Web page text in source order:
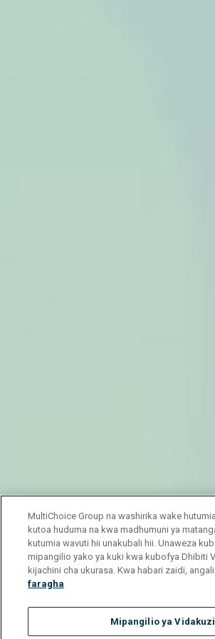
MultiChoice Group na washirika wake
kutoa huduma na kwa madhumuni ya
kutumia wavuti hii unakubali hii. Unaweza
mipangilio yako ya kuki kwa kubofya Dhibiti
kijachini cha ukurasa. Kwa habari zaidi,
faragha
Mipangilio ya Vidakuzi